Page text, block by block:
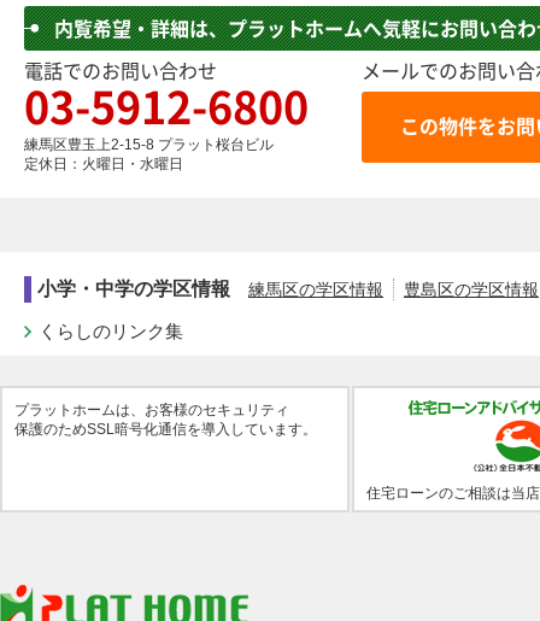
内覧希望・詳細は、プラットホームへ気軽にお問い合
電話でのお問い合わせ
03-5912-6800
練馬区豊玉上2-15-8 プラット桜台ビル
定休日：火曜日・水曜日
メールでのお問い
小学・中学の学区情報 練馬区の学区情報 豊島区の学区情報
くらしのリンク集
プラットホームは、お客様のセキュリティ
保護のためSSL暗号化通信を導入しています。
住宅ローンのご相談は当